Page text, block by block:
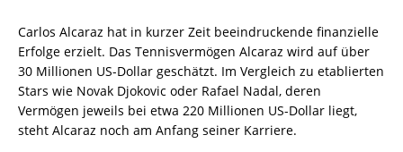
Carlos Alcaraz hat in kurzer Zeit beeindruckende finanzielle
Erfolge erzielt. Das Tennisvermögen Alcaraz wird auf über
30 Millionen US-Dollar geschätzt. Im Vergleich zu etablierten
Stars wie Novak Djokovic oder Rafael Nadal, deren
Vermögen jeweils bei etwa 220 Millionen US-Dollar liegt,
steht Alcaraz noch am Anfang seiner Karriere.